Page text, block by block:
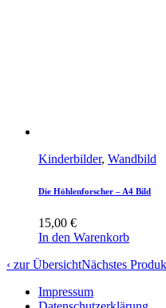
Kinderbilder, Wandbild
Die Höhlenforscher – A4 Bild
15,00 €
In den Warenkorb
‹ zur ÜbersichtNächstes
Impressum